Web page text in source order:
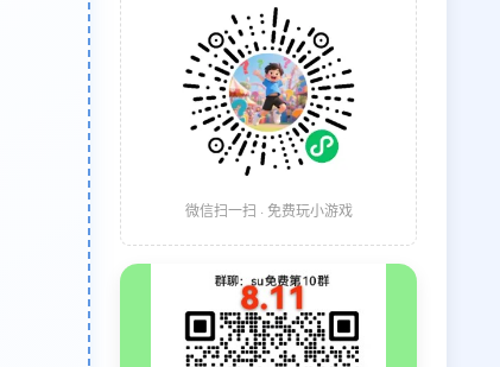
微信扫一扫 · 免费玩小游戏